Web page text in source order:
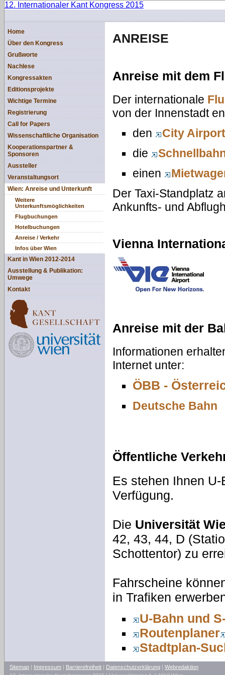
12. Internationaler Kant Kongress 2015
Home
Über den Kongress
Grußworte
Nachlese
Kongressakten
Editionsprojekte
Wichtige Termine
Registrierung
Call for Papers
Wissenschaftliche Organisation
Kooperationspartner &
Sponsoren
Aussteller
Veranstaltungsort
Wien: Anreise und Unterkunft
Weitere
Unterkunftsmöglichkeiten
Flugbuchungen
Hotelbuchungen
Anreise / Verkehr
Infos über Wien
Kant in Wien 2012-2014
Ausstellung & Publikation:
Umwege
Kontakt
ANREISE
Anreise mit dem
Der internationale
von der Innenstadt
den
City
die
einen
Der Taxi-Standplatz
Ankunfts- und
Vienna
Anreise mit der
Informationen
Internet unter:
ÖBB -
Deutsche Bahn
Öffentliche
Es stehen Ihnen
Verfügung.
Die Universität
42, 43, 44, D
Schottentor) zu
Fahrscheine
in Trafiken
U-Bahn und
Routenplaner
Stadtplan-
Sitemap | Impressum | Barrierefreiheit | Datenschutzerklärung | Webredaktion